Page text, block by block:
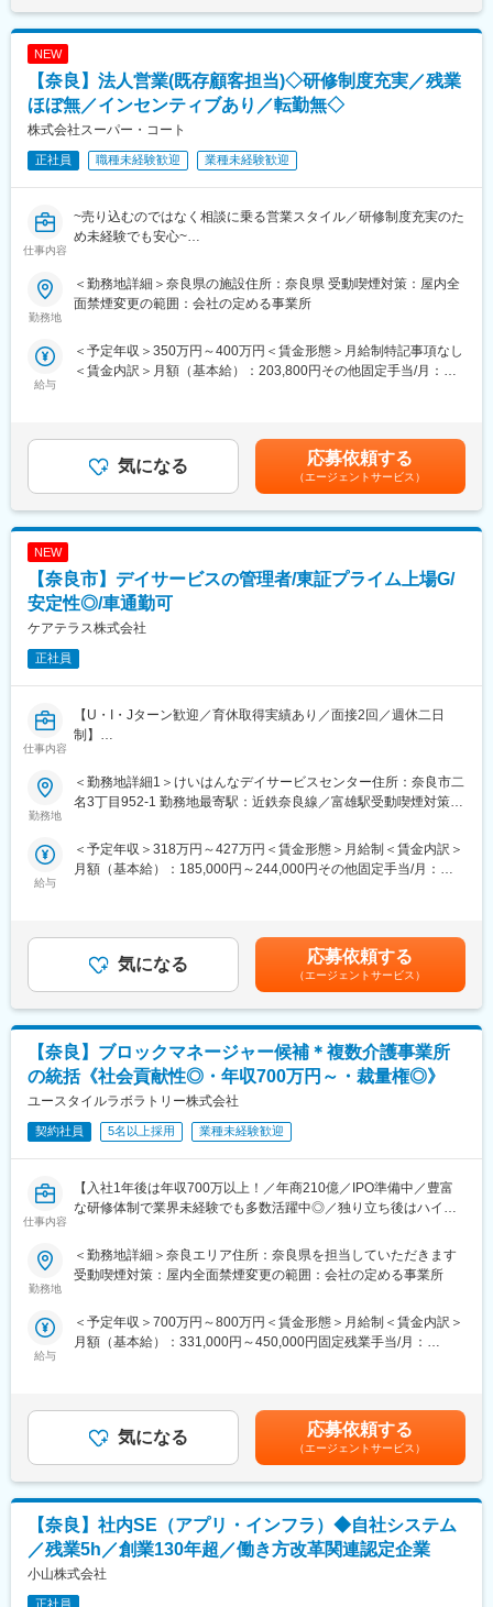
性があります。月給(月額)は固定手当を含めた表記です。
NEW
【奈良】法人営業(既存顧客担当)◇研修制度充実／残業
ほぼ無／インセンティブあり／転勤無◇
株式会社スーパー・コート
正社員 職種未経験歓迎 業種未経験歓迎
仕事内容
~売り込むのではなく相談に乗る営業スタイル／研修制度充実のた
め未経験でも安心~
■業務概要
【スーパー・コートがあるから老後が安心】をミッションにかか
げている当社にて、法人営業を募集いたします。
検討されている方やそのご家族に対し、当社の施設をご案内しま
す。しっかりとした研修をご用意していますので、営業経験のな
▼医療機関や居宅介護支援事業所などへの訪問
病院やリハビリ施設、居宅介護支援事業所などを定期的に訪問。
介護施設へのご入居を検討されている方やそのご家族を紹介して
いただきます。
▼施設の案内・説明
どのような設備を利用したいか、どの程度の介護が必要かなどを
丁寧にヒアリング。その上で、複数の施設の中から、ご要望に合
う最適な施設をご案内します。
＊担当エリア：大阪・京都・奈良・兵庫の各拠点を中心にチーム
で活動を行います。
＊インセンティブ：1契約につき2～3万円のインセンティブ支給
となります。
■仕事のポイント：
護施設へのご入居にあたり、利用者様やそのご家族の不安を取り
除くために「相談に乗る」気持ちで対応することを大切にしてい
◎遠い未来も確実に必要とされる安定事業
高齢者の増加が想定される日本国内。多くの人にとって『介護』
■入社後の流れ：
▼現場研修（2週間）
まずは介護の現場に入り、現場の介護スタッフが日々、どんな働
きをしているか「見て学ぶ」期間からはじまります。
↓
▼OJT研修（2カ月）
配属先の先輩社員に同行し、医療機関の方々とのコミュニケーシ
ョンの取り方や、利用者様・ご家族様へのご案内のコツなどを学
びます。慣れてきたら簡単なサポート業務もお任せし、少しずつ
できることを増やしていただく想定です。
研修期間は約3カ月の想定ですが、あなたの成長度にあわせて調整
可能です。
変更の範囲：会社の定める業務
勤務地
＜勤務地詳細＞奈良県の施設住所：奈良県 受動喫煙対策：屋内全
面禁煙変更の範囲：会社の定める事業所
給与
＜予定年収＞350万円～400万円＜賃金形態＞月給制特記事項なし
＜賃金内訳＞月額（基本給）：203,800円その他固定手当/月：
＞■昇給年1回■賞与（年2回）※賞与についは評価期間外の支給は
ございません月給241,100円＋インセンティブ ※月平均６万円を
獲得しています（契約件数により上下あり）※月給にはみなし残業
手当（13時間分／2万円）を含みます。超過分は別途支給しま
す。賃金はあくまでも目安の金額であり、選考を通じて上下する
気になる 応募依頼する
（エージェントサービス）
NEW
【奈良市】デイサービスの管理者/東証プライム上場G/
安定性◎/車通勤可
ケアテラス株式会社
正社員
仕事内容
【U・I・Jターン歓迎／育休取得実績あり／面接2回／週休二日
制】
業所の運営管理をご担当いただきます。
■主な業務内容：
・事業所従業員管理
・事業所従業員の育成、指導
助、見守りなど）
・外部機関（医療機関など）への折衝
・緊急時対応
・行政対応
■チーム・組織構成：
合計10～20名の程度（赴任していただく施設による）で、平均年
齢は50歳ほどです。
直接介護サービスを提供する介護スタッフと清掃や厨房、送迎な
どの補助業務を行う介護補助スタッフにて構成されています。
裁量が大きく、意見がダイレクトに反映されるため、自身のアイ
デアによってご利用者様の毎日が変化していく様子を強く実感で
評価に繋がり、手応えを感じやすい環境です。管理者として事業
所のある地域に深く関わり、社会貢献ややりがいを持つことがで
■企業について：
た（直近5年で売上高2.1倍）。介護事業者として20年以上に渡り
事業を営んでいるため、業界に深く精通しております。また、物
流業を行っているセンコーグループホールディングス（プライム
市場）の100％出資の連結子会社です。
変更の範囲：会社の定める業務
勤務地
＜勤務地詳細1＞けいはんなデイサービスセンター住所：奈良市二
名3丁目952-1 勤務地最寄駅：近鉄奈良線／富雄駅受動喫煙対策：
山町住所：奈良市中山町2番1 勤務地最寄駅：近鉄奈良線／大和西
大寺駅受動喫煙対策：屋内全面禁煙＜勤務地詳細3＞デイサービス
和住所：奈良市中山町西3-204-1 勤務地最寄駅：近鉄奈良線／学
給与
＜予定年収＞318万円～427万円＜賃金形態＞月給制＜賃金内訳＞
月額（基本給）：185,000円～244,000円その他固定手当/月：
って変動する場合があります。賃金はあくまでも目安の金額であ
り、選考を通じて上下する可能性があります。月給(月額)は固定手
気になる 応募依頼する
（エージェントサービス）
【奈良】ブロックマネージャー候補＊複数介護事業所
の統括《社会貢献性◎・年収700万円～・裁量権◎》
ユースタイルラボラトリー株式会社
契約社員 5名以上採用 業種未経験歓迎
仕事内容
【入社1年後は年収700万以上！／年商210億／IPO準備中／豊富
な研修体制で業界未経験でも多数活躍中◎／独り立ち後はハイブ
重度障害のある方や高齢者の方等に医療的ケアサービスを行う訪
問介護事業を提供する当社にて、複数の都道府県を束ねたブロッ
ジャー候補を募集します。
★下記インタビューをぜひご覧ください！
・部門の運営、売上管理
・営業活動
・サービス提供管理・保守
・ご利用者様やご家族へのヒアリング、サービス設計・立上げ
・ケアマネージャーや医療機関、福祉事業所、行政等との調整
・スタッフの採用・指導・育成
・各種プロジェクトへの参加
※担当エリアは選考時の希望を考慮の上、決定します。
勤務地
＜勤務地詳細＞奈良エリア住所：奈良県を担当していただきます
受動喫煙対策：屋内全面禁煙変更の範囲：会社の定める事業所
給与
＜予定年収＞700万円～800万円＜賃金形態＞月給制＜賃金内訳＞
月額（基本給）：331,000円～450,000円固定残業手当/月：
有■賞与：年2回※前職給与を考慮※経験・スキル・スタートポジシ
ョンにおいて異なる※評価により昇格・昇給あり※エリアにより地
域加算手当分が異なる※時間外手当は別途全額支給賃金はあくまで
も目安の金額であり、選考を通じて上下する可能性があります。
月給(月額)は固定手当を含めた表記です。
気になる 応募依頼する
（エージェントサービス）
【奈良】社内SE（アプリ・インフラ）◆自社システム
／残業5h／創業130年超／働き方改革関連認定企業
小山株式会社
正社員